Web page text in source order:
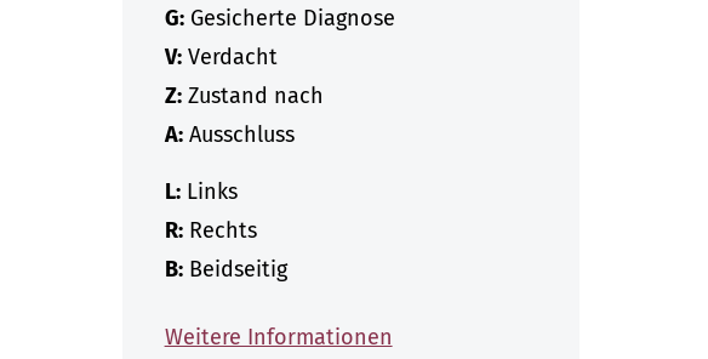
G:Gesicherte Diagnose
V:Verdacht
Z:Zustand nach
A:Ausschluss
L:Links
R:Rechts
B:Beidseitig
Weitere Informationen